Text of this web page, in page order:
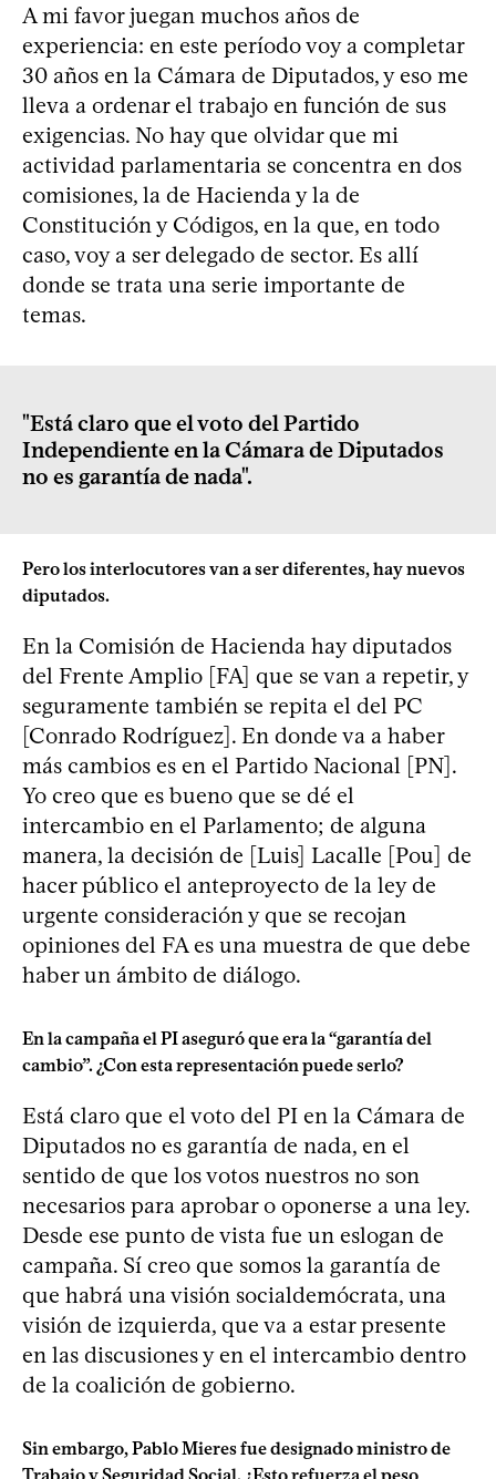
A mi favor juegan muchos años de
experiencia: en este período voy a completar
30 años en la Cámara de Diputados, y eso me
lleva a ordenar el trabajo en función de sus
exigencias. No hay que olvidar que mi
actividad parlamentaria se concentra en dos
comisiones, la de Hacienda y la de
Constitución y Códigos, en la que, en todo
caso, voy a ser delegado de sector. Es allí
donde se trata una serie importante de
temas.
"Está claro que el voto del Partido
Independiente en la Cámara de Diputados
no es garantía de nada".
Pero los interlocutores van a ser diferentes, hay nuevos
diputados.
En la Comisión de Hacienda hay diputados
del Frente Amplio [FA] que se van a repetir, y
seguramente también se repita el del PC
[Conrado Rodríguez]. En donde va a haber
más cambios es en el Partido Nacional [PN].
Yo creo que es bueno que se dé el
intercambio en el Parlamento; de alguna
manera, la decisión de [Luis] Lacalle [Pou] de
hacer público el anteproyecto de la ley de
urgente consideración y que se recojan
opiniones del FA es una muestra de que debe
haber un ámbito de diálogo.
En la campaña el PI aseguró que era la “garantía del
cambio”. ¿Con esta representación puede serlo?
Está claro que el voto del PI en la Cámara de
Diputados no es garantía de nada, en el
sentido de que los votos nuestros no son
necesarios para aprobar o oponerse a una ley.
Desde ese punto de vista fue un eslogan de
campaña. Sí creo que somos la garantía de
que habrá una visión socialdemócrata, una
visión de izquierda, que va a estar presente
en las discusiones y en el intercambio dentro
de la coalición de gobierno.
Sin embargo, Pablo Mieres fue designado ministro de
Trabajo y Seguridad Social. ¿Esto refuerza el peso